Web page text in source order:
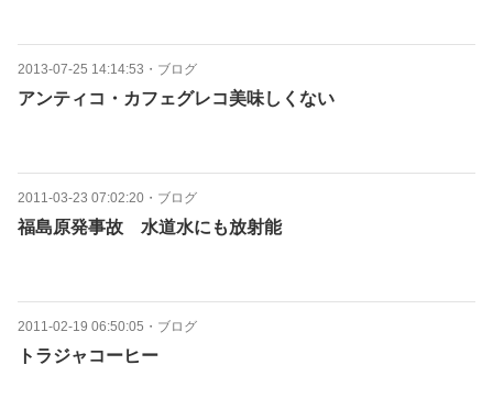
2013-07-25 14:14:53 ・ ブログ
アンティコ・カフェグレコ美味しくない
2011-03-23 07:02:20 ・ ブログ
福島原発事故 水道水にも放射能
2011-02-19 06:50:05 ・ ブログ
トラジャコーヒー